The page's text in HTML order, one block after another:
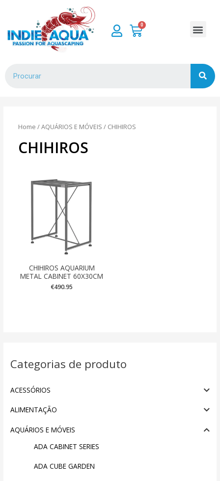
Categorias de produto
ACESSÓRIOS
ALIMENTAÇÃO
AQUÁRIOS E MÓVEIS
ADA CABINET SERIES
ADA CUBE GARDEN
Home /AQUÁRIOS E MÓVEIS / CHIHIROS
CHIHIROS
CHIHIROS AQUARIUM
METAL CABINET 60X30CM
€490.95